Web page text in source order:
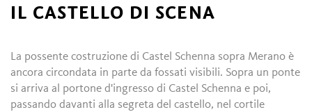
IL CASTELLO DI SCENA
La possente costruzione di Castel Schenna sopra Merano è
ancora circondata in parte da fossati visibili. Sopra un ponte
si arriva al portone d'ingresso di Castel Schenna e poi,
passando davanti alla segreta del castello, nel cortile